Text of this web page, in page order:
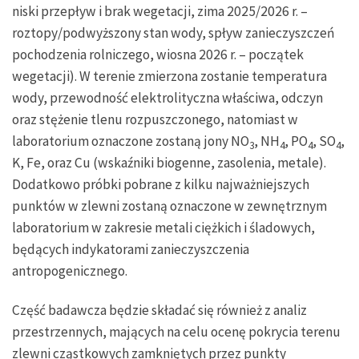
niski przepływ i brak wegetacji, zima 2025/2026 r. –
roztopy/podwyższony stan wody, spływ zanieczyszczeń
pochodzenia rolniczego, wiosna 2026 r. – początek
wegetacji). W terenie zmierzona zostanie temperatura
wody, przewodność elektrolityczna właściwa, odczyn
oraz stężenie tlenu rozpuszczonego, natomiast w
laboratorium oznaczone zostaną jony NO3, NH4, PO4, SO4,
K, Fe, oraz Cu (wskaźniki biogenne, zasolenia, metale).
Dodatkowo próbki pobrane z kilku najważniejszych
punktów w zlewni zostaną oznaczone w zewnętrznym
laboratorium w zakresie metali ciężkich i śladowych,
będących indykatorami zanieczyszczenia
antropogenicznego.
Część badawcza będzie składać się również z analiz
przestrzennych, mających na celu ocenę pokrycia terenu
zlewni cząstkowych zamkniętych przez punkty